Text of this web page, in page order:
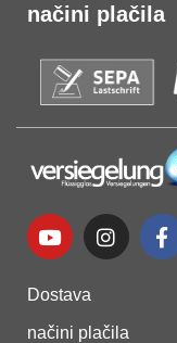
načini plačila
Dostava
načini plačila